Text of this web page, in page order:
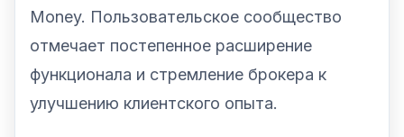
Money. Пользовательское сообщество
отмечает постепенное расширение
функционала и стремление брокера к
улучшению клиентского опыта.